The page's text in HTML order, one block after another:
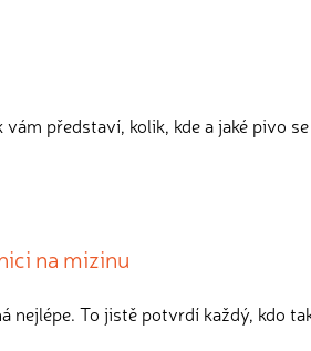
představí, kolik, kde a jaké pivo
na mizinu
nejlépe. To jistě potvrdí každý, kdo